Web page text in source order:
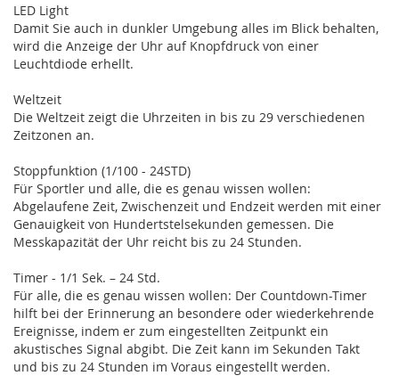
LED Light
Damit Sie auch in dunkler Umgebung alles im Blick behalten,
wird die Anzeige der Uhr auf Knopfdruck von einer
Leuchtdiode erhellt.
Weltzeit
Die Weltzeit zeigt die Uhrzeiten in bis zu 29 verschiedenen
Zeitzonen an.
Stoppfunktion (1/100 - 24STD)
Für Sportler und alle, die es genau wissen wollen:
Abgelaufene Zeit, Zwischenzeit und Endzeit werden mit einer
Genauigkeit von Hundertstelsekunden gemessen. Die
Messkapazität der Uhr reicht bis zu 24 Stunden.
Timer - 1/1 Sek. – 24 Std.
Für alle, die es genau wissen wollen: Der Countdown-Timer
hilft bei der Erinnerung an besondere oder wiederkehrende
Ereignisse, indem er zum eingestellten Zeitpunkt ein
akustisches Signal abgibt. Die Zeit kann im Sekunden Takt
und bis zu 24 Stunden im Voraus eingestellt werden.